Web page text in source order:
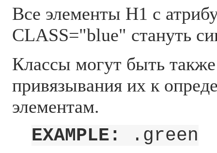
Все элементы H1 с
CLASS="blue" стануть
Классы могут быть
привязывания их к
элементам.
EXAMPLE: .green